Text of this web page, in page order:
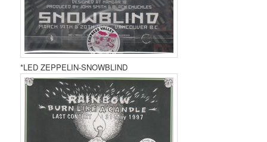
*LED ZEPPELIN-SNOWBLIND